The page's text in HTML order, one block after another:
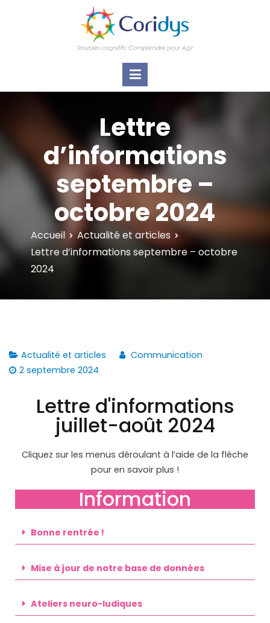
ASSOCIATION CORIDYS – Troubles
CORIDYS, association loi 1901, 4 pôles
d'actions Information Accompagnement
Innovation/E­xpertise Formations autour des
Lettre
d’informations
septembre –
octobre 2024
Accueil
Actualité et articles
Lettre d’informations septembre – octobre
2024
Actualité et articles
Communication
2 septembre 2024
Lettre d'informations
juillet-août 2024
Cliquez sur les menus déroulant à l’aide de la flèche
pour en savoir plus !
Information
Bonne rentrée !
Mise à jour de notre base de données
Ateliers neuro-ludiques